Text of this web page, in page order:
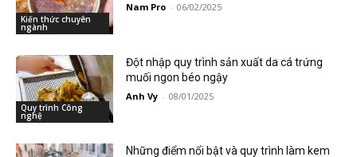
Kiến thức chuyên
ngành
Nam Pro - 06/02/2025
Quy trình Công
nghệ
Đột nhập quy trình sản xuất da cá trứng
muối ngon béo ngậy
Anh Vy - 08/01/2025
Những điểm nổi bật và quy trình làm kem